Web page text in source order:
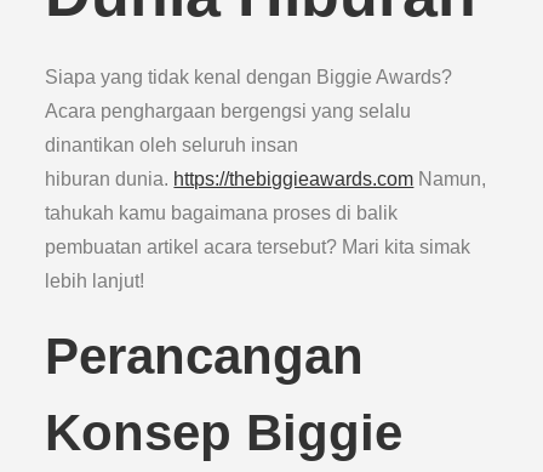
Siapa yang tidak kenal dengan Biggie Awards?
Acara penghargaan bergengsi yang selalu
dinantikan oleh seluruh insan
hiburan dunia. https://thebiggieawards.com Namun,
tahukah kamu bagaimana proses di balik
pembuatan artikel acara tersebut? Mari kita simak
lebih lanjut!
Perancangan
Konsep Biggie